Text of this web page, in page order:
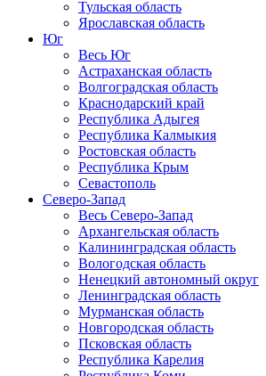
Тульская область
Ярославская область
Юг
Весь Юг
Астраханская область
Волгоградская область
Краснодарский край
Республика Адыгея
Республика Калмыкия
Ростовская область
Республика Крым
Севастополь
Северо-Запад
Весь Северо-Запад
Архангельская область
Калининградская область
Вологодская область
Ненецкий автономный округ
Ленинградская область
Мурманская область
Новгородская область
Псковская область
Республика Карелия